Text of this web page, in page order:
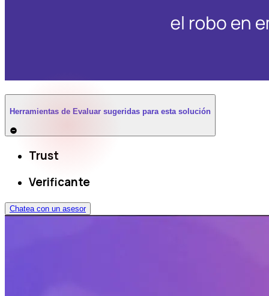
Herramientas de Evaluar sugeridas para esta solución
Trust
Verificante
Chatea con un asesor